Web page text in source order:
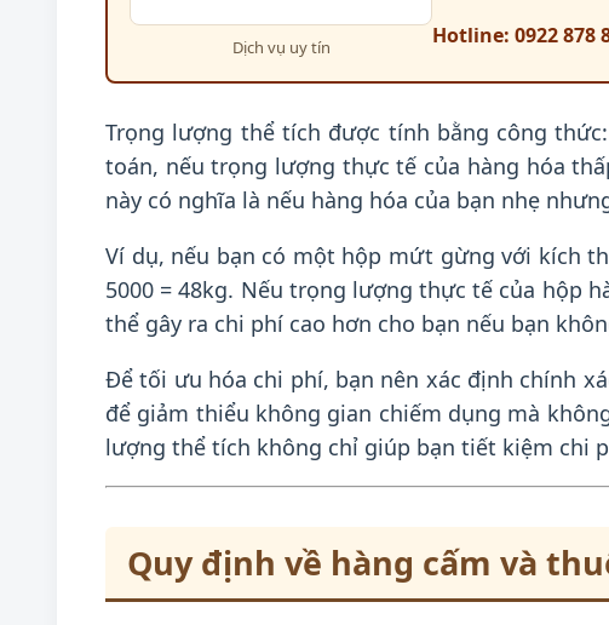
Dịch vụ uy tín Hotline: 0922 878
Trọng lượng thể tích được tính bằng công
toán, nếu trọng lượng thực tế của hàng hóa
này có nghĩa là nếu hàng hóa của bạn nhẹ
Ví dụ, nếu bạn có một hộp mứt gừng với kích
5000 = 48kg. Nếu trọng lượng thực tế của hộp
thể gây ra chi phí cao hơn cho bạn nếu bạn
Để tối ưu hóa chi phí, bạn nên xác định chính
để giảm thiểu không gian chiếm dụng mà
lượng thể tích không chỉ giúp bạn tiết kiệm chi
Quy định về hàng cấm và